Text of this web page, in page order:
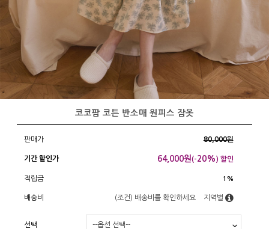
코코팜 코튼 반소매 원피스 잠옷
판매가 80,000원
기간 할인가 64,000원(-20%) 할인
적립금 1%
배송비 (조건) 배송비를 확인하세요 지역별
선택